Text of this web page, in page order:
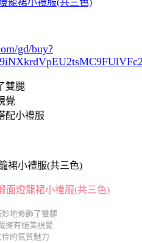
gd/buy?
雙腿
覺
配小禮服
裙小禮服(共三色)
面燈籠裙小禮服(共三色)
地修飾了雙腿
擁有絕美視覺
的氣質魅力